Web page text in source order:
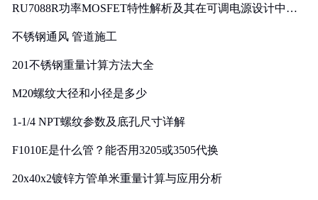
RU7088R功率MOSFET特性解析及其在可调电源设计中的
不锈钢通风 管道施工
201不锈钢重量计算方法大全
M20螺纹大径和小径是多少
1-1/4 NPT螺纹参数及底孔尺寸详解
F1010E是什么管？能否用3205或3505代换
20x40x2镀锌方管单米重量计算与应用分析